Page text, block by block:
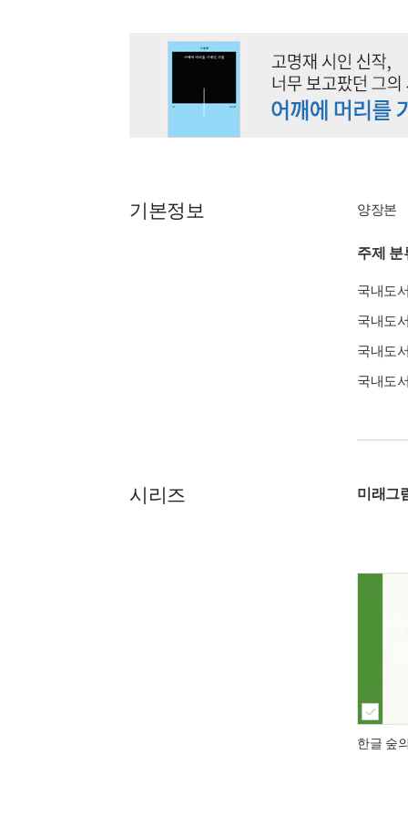
기본정보 양장본
주제 분
국내도
국내도
국내도
국내도
시리즈 미래그
한글 숲